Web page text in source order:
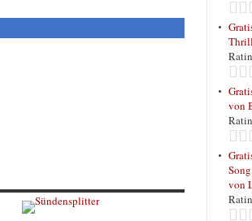
von
von